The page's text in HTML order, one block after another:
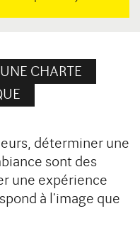
CHARTE
déterminer une
sont des
une expérience
à l’image que